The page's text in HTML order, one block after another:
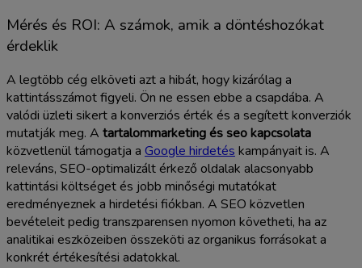
Mérés és ROI: A számok, amik a döntéshozókat
érdeklik
A legtöbb cég elköveti azt a hibát, hogy kizárólag a
kattintásszámot figyeli. Ön ne essen ebbe a csapdába. A
valódi üzleti sikert a konverziós érték és a segített konverziók
mutatják meg. A tartalommarketing és seo kapcsolata
közvetlenül támogatja a Google hirdetéskampányait is. A
releváns, SEO-optimalizált érkező oldalak alacsonyabb
kattintási költséget és jobb minőségi mutatókat
eredményeznek a hirdetési fiókban. A SEO közvetlen
bevételeit pedig transzparensen nyomon követheti, ha az
analitikai eszközeiben összeköti az organikus forrásokat a
konkrét értékesítési adatokkal.